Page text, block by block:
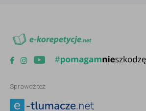
Sprawdź też: